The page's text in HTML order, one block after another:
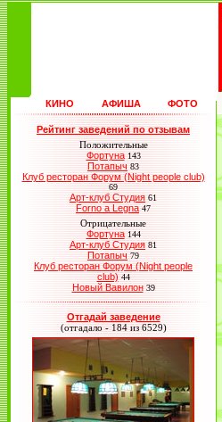
КИНО АФИША ФОТО
Рейтинг заведений по отзывам
Положительные
Фортуна 143
Потапыч 83
Клуб ресторан Форум (Night people club)
69
Арт-клуб Студия 61
Forno a Legna 47
Отрицательные
Фортуна 144
Арт-клуб Студия 81
Потапыч 79
Клуб ресторан Форум (Night people
club) 44
Новый Вавилон 39
Отгадай заведение
(отгадало - 184 из 6529)